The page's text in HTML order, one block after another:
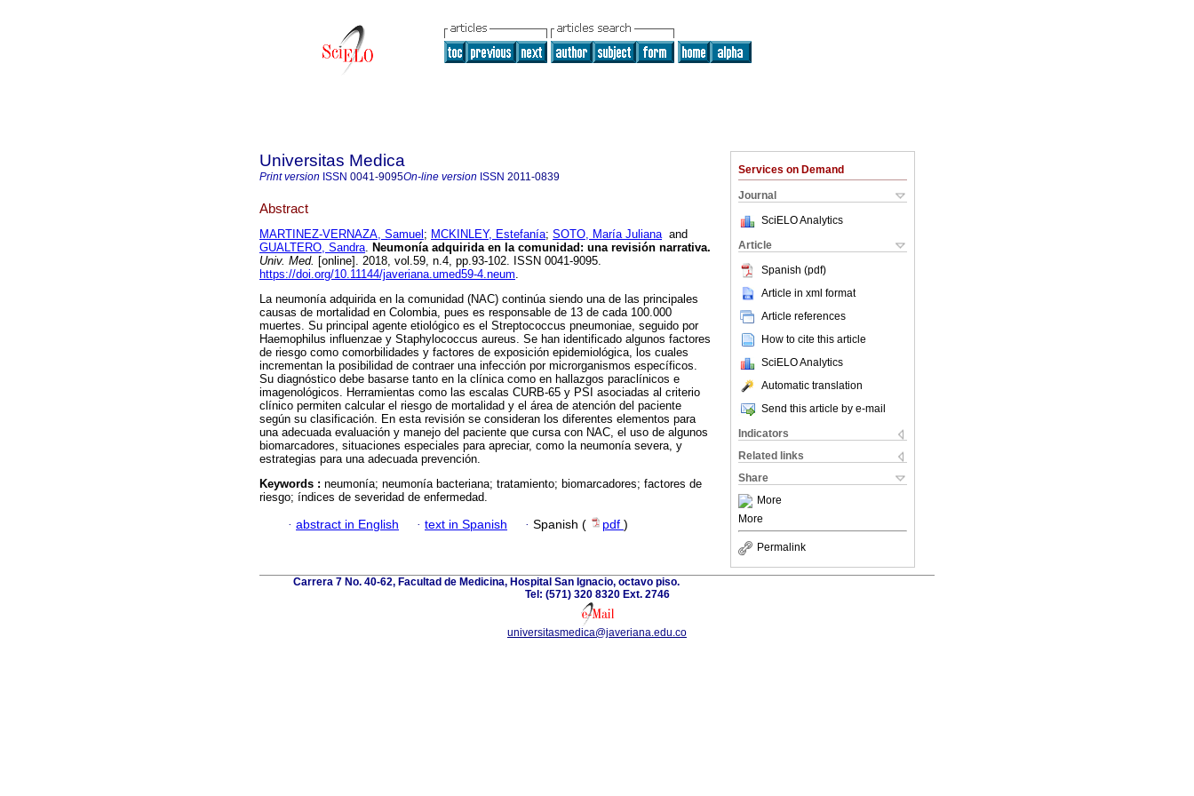
Services on Demand
Journal
SciELO Analytics
Article
Spanish (pdf)
Article in xml format
Article references
How to cite this article
SciELO Analytics
Automatic translation
Send this article by e-mail
Indicators
Related links
Share
More
More
Permalink
Universitas Medica
Print version ISSN 0041-9095On-line version ISSN 2011-0839
Abstract
MARTINEZ-VERNAZA, Samuel ; MCKINLEY, Estefanía; SOTO, María Julianaand
GUALTERO, Sandra. Neumonía adquirida en la comunidad: una revisión narrativa.
Univ. Med. [online]. 2018, vol.59, n.4, pp.93-102. ISSN 0041-9095.
https://doi.org/10.11144/javeriana.umed59-4.neum.
La neumonía adquirida en la comunidad (NAC) continúa siendo una de las principales
causas de mortalidad en Colombia, pues es responsable de 13 de cada 100.000
muertes. Su principal agente etiológico es el Streptococcus pneumoniae, seguido por
Haemophilus influenzae y Staphylococcus aureus. Se han identificado algunos factores
de riesgo como comorbilidades y factores de exposición epidemiológica, los cuales
incrementan la posibilidad de contraer una infección por microrganismos específicos.
Su diagnóstico debe basarse tanto en la clínica como en hallazgos paraclínicos e
imagenológicos. Herramientas como las escalas CURB-65 y PSI asociadas al criterio
clínico permiten calcular el riesgo de mortalidad y el área de atención del paciente
según su clasificación. En esta revisión se consideran los diferentes elementos para
una adecuada evaluación y manejo del paciente que cursa con NAC, el uso de algunos
biomarcadores, situaciones especiales para apreciar, como la neumonía severa, y
estrategias para una adecuada prevención.
Keywords : neumonía; neumonía bacteriana; tratamiento; biomarcadores; factores de
riesgo; índices de severidad de enfermedad.
· abstract in English · text in Spanish · Spanish ( pdf )
Carrera 7 No. 40-62, Facultad de Medicina, Hospital San Ignacio, octavo piso.
Tel: (571) 320 8320 Ext. 2746
universitasmedica@javeriana.edu.co